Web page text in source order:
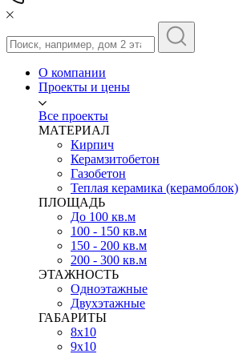
О компании
Проекты и цены
Все проекты
МАТЕРИАЛ
Кирпич
Керамзитобетон
Газобетон
Теплая керамика (керамоблок)
ПЛОЩАДЬ
До 100 кв.м
100 - 150 кв.м
150 - 200 кв.м
200 - 300 кв.м
ЭТАЖНОСТЬ
Одноэтажные
Двухэтажные
ГАБАРИТЫ
8х10
9х10